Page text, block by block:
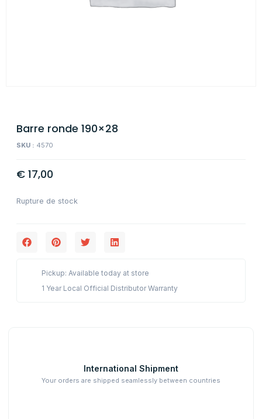
Barre ronde 190×28
SKU : 4570
€ 17,00
Rupture de stock
Pickup: Available today at store
1 Year Local Official Distributor Warranty
International Shipment
Your orders are shipped seamlessly between countries